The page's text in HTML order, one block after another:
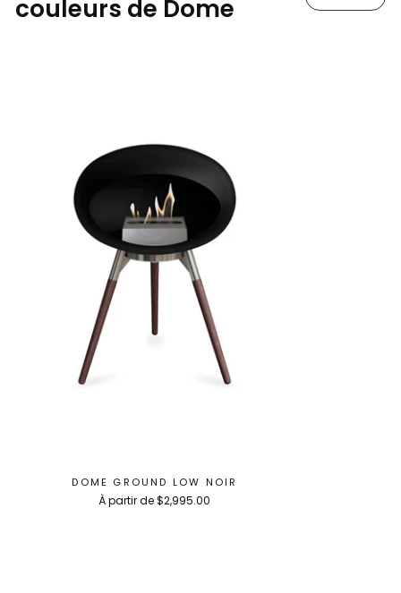
couleurs de Dome
DOME GROUND LOW NOIR
À partir de $2,995.00